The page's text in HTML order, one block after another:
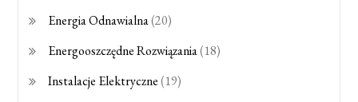
Energia Odnawialna(20)
Energooszczędne Rozwiązania(18)
Instalacje Elektryczne(19)